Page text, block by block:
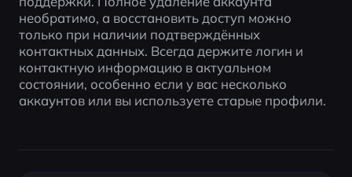
необратимо, а восстановить доступ можно
только при наличии подтверждённых
контактных данных. Всегда держите логин и
контактную информацию в актуальном
состоянии, особенно если у вас несколько
аккаунтов или вы используете старые профили.